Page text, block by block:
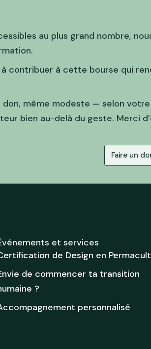
au plus grand nombre,
contribuer à cette bourse qui
don, même modeste — selon
bien au-delà du geste. Merci
Faire un
et services
de Design en
de commencer ta transition
?
personnalisé